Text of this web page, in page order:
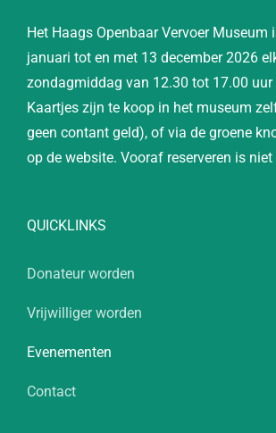
Het Haags Openbaar Vervoer Museum
januari tot en met 13 december 2026
zondagmiddag van 12.30 tot 17.00 uur
Kaartjes zijn te koop in het museum
geen contant geld), of via de groene
op de website. Vooraf reserveren is
QUICKLINKS
Donateur worden
Vrijwilliger worden
Evenementen
Contact